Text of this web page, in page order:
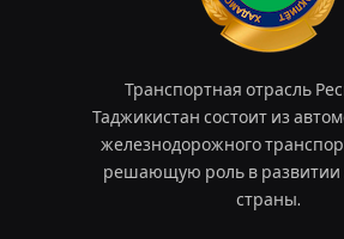
Транспортная отрасль
Таджикистан состоит из
железнодорожного
решающую роль в развитии
страны.